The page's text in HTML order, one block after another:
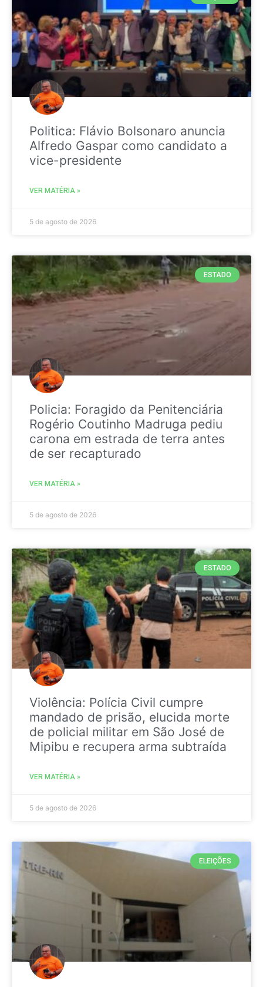
Politica: Flávio Bolsonaro anuncia
Alfredo Gaspar como candidato a
vice-presidente
VER MATÉRIA »
5 de agosto de 2026
ESTADO
Policia: Foragido da Penitenciária
Rogério Coutinho Madruga pediu
carona em estrada de terra antes
de ser recapturado
VER MATÉRIA »
5 de agosto de 2026
ESTADO
Violência: Polícia Civil cumpre
mandado de prisão, elucida morte
de policial militar em São José de
Mipibu e recupera arma subtraída
VER MATÉRIA »
5 de agosto de 2026
ELEIÇÕES